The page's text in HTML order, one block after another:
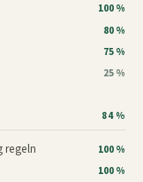
100 %
80 %
75 %
25 %
84 %
regeln 100 %
100 %